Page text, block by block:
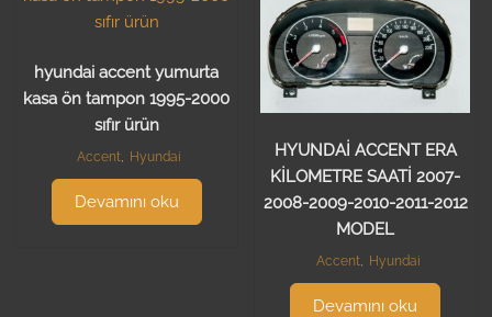
hyundai accent yumurta
kasa ön tampon 1995-2000
sıfır ürün
Accent Hyundai
Devamını oku
HYUNDAİ ACCENT ERA
KİLOMETRE SAATİ 2007-
2008-2009-2010-2011-2012
MODEL
Accent, Hyundai
Devamını oku